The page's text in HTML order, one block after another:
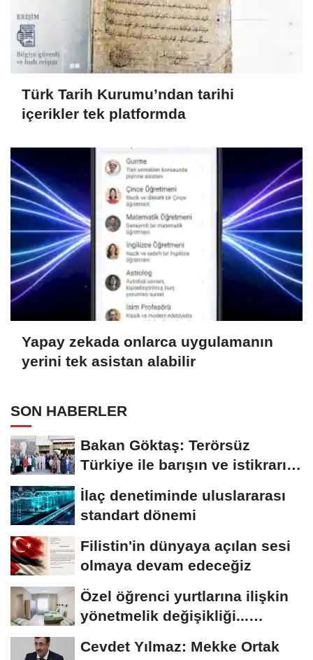
Türk Tarih Kurumu’ndan tarihi
içerikler tek platformda
Yapay zekada onlarca uygulamanın
yerini tek asistan alabilir
SON HABERLER
Bakan Göktaş: Terörsüz
Türkiye ile barışın ve istikrarın
güçlendiği...
İlaç denetiminde uluslararası
standart dönemi
Filistin'in dünyaya açılan sesi
olmaya devam edeceğiz
Özel öğrenci yurtlarına ilişkin
yönetmelik değişikliği...
Cevdet Yılmaz: Mekke Ortak